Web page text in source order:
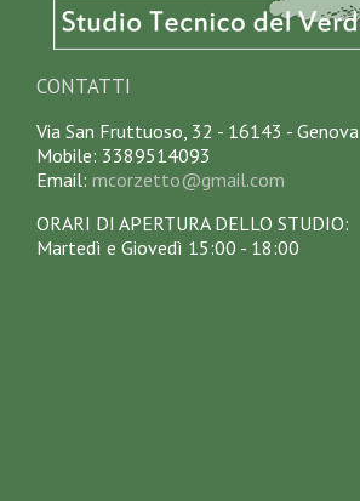
CONTATTI
Via San Fruttuoso, 32 - 16143 - Genova
Mobile: 3389514093
Email: mcorzetto@gmail.com
ORARI DI APERTURA DELLO STUDIO:
Martedì e Giovedì 15:00 - 18:00